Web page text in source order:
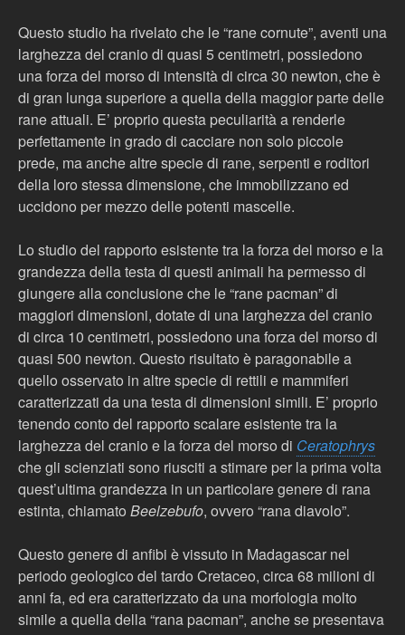
Questo studio ha rivelato che le “rane cornute”, aventi una
larghezza del cranio di quasi 5 centimetri, possiedono
una forza del morso di intensità di circa 30 newton, che è
di gran lunga superiore a quella della maggior parte delle
rane attuali. E’ proprio questa peculiarità a renderle
perfettamente in grado di cacciare non solo piccole
prede, ma anche altre specie di rane, serpenti e roditori
della loro stessa dimensione, che immobilizzano ed
uccidono per mezzo delle potenti mascelle.
Lo studio del rapporto esistente tra la forza del morso e la
grandezza della testa di questi animali ha permesso di
giungere alla conclusione che le “rane pacman” di
maggiori dimensioni, dotate di una larghezza del cranio
di circa 10 centimetri, possiedono una forza del morso di
quasi 500 newton. Questo risultato è paragonabile a
quello osservato in altre specie di rettili e mammiferi
caratterizzati da una testa di dimensioni simili. E’ proprio
tenendo conto del rapporto scalare esistente tra la
larghezza del cranio e la forza del morso di Ceratophrys
che gli scienziati sono riusciti a stimare per la prima volta
quest’ultima grandezza in un particolare genere di rana
estinta, chiamato Beelzebufo, ovvero “rana diavolo”.
Questo genere di anfibi è vissuto in Madagascar nel
periodo geologico del tardo Cretaceo, circa 68 milioni di
anni fa, ed era caratterizzato da una morfologia molto
simile a quella della “rana pacman”, anche se presentava